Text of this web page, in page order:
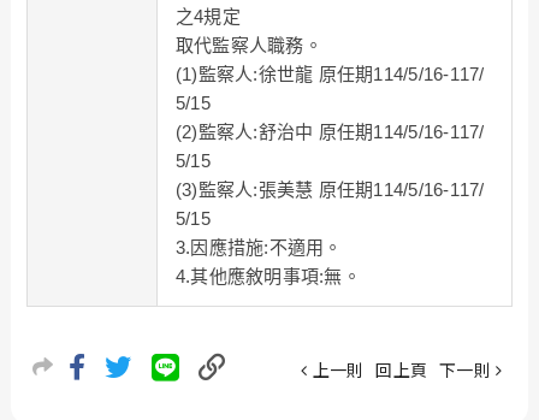
之4規定
取代監察人職務。
(1)監察人:徐世龍 原任期114/5/16-117/
5/15
(2)監察人:舒治中 原任期114/5/16-117/
5/15
(3)監察人:張美慧 原任期114/5/16-117/
5/15
3.因應措施:不適用。
4.其他應敘明事項:無。
上一則 回上頁 下一則